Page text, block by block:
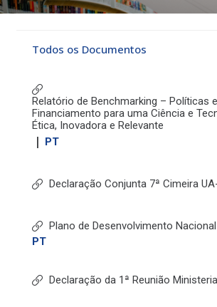
Todos os Documentos
Relatório de Benchmarking – Políticas
Financiamento para uma Ciência e
Ética, Inovadora e Relevante
| PT
Declaração Conjunta 7ª Cimeira
Plano de Desenvolvimento
PT
Declaração da 1ª Reunião